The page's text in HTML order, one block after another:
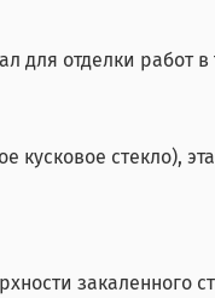
отделки работ
стекло),
закаленного